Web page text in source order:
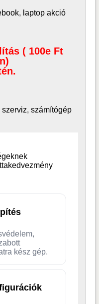
laptop akció
( 100e Ft
szerviz, számítógép
kész gép.